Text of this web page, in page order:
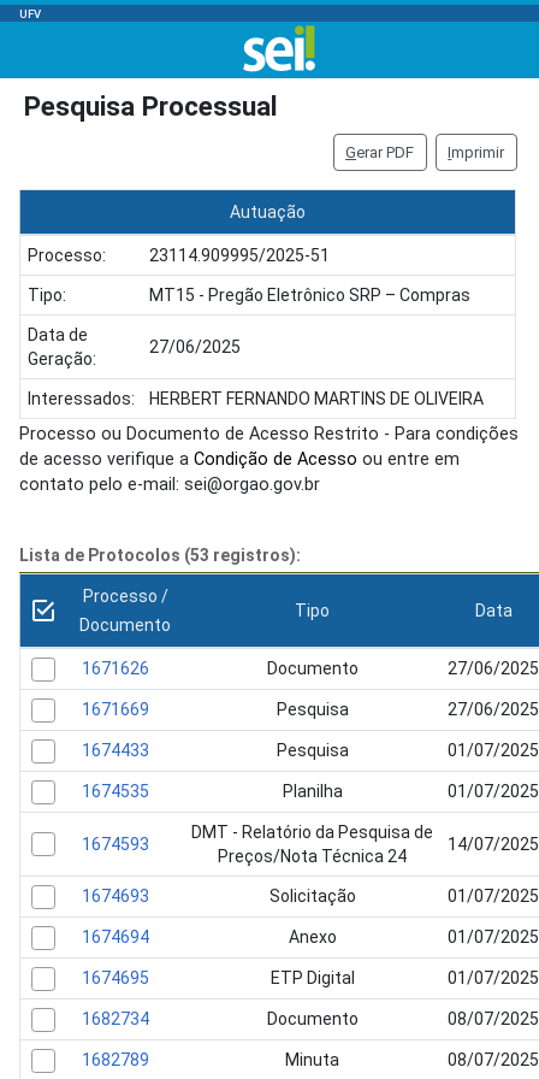
UFV
Pesquisa Processual
Gerar PDF Imprimir
Autuação
Processo: 23114.909995/2025-51
Tipo: MT15 - Pregão Eletrônico SRP – Compras
Data de
Geração:
27/06/2025
Interessados: HERBERT FERNANDO MARTINS DE OLIVEIRA
Processo ou Documento de Acesso Restrito - Para condições
de acesso verifique a Condição de Acesso ou entre em
contato pelo e-mail: sei@orgao.gov.br
Lista de Protocolos (53 registros):
Processo /
Documento
Tipo Data
1671626 Documento 27/06/2025
1671669 Pesquisa 27/06/2025
1674433 Pesquisa 01/07/2025
1674535 Planilha 01/07/2025
1674593
DMT - Relatório da Pesquisa de
Preços/Nota Técnica 24
14/07/2025
1674693 Solicitação 01/07/2025
1674694 Anexo 01/07/2025
1674695 ETP Digital 01/07/2025
1682734 Documento 08/07/2025
1682789 Minuta 08/07/2025